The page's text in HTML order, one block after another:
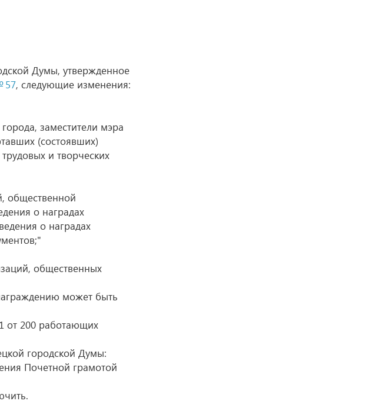
Думы, утвержденное
57, следующие изменения:
заместители мэра
(состоявших)
и творческих
общественной
о наградах
о наградах
общественных
может быть
от 200 работающих
городской Думы:
Почетной грамотой